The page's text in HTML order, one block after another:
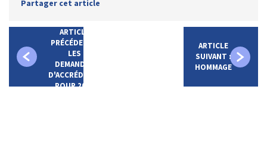
Partager cet article
ARTICLE
PRÉCÉDENT :
LES
DEMANDES
D'ACCRÉDITATIONS
POUR 2024
ARTICLE
SUIVANT :
HOMMAGE